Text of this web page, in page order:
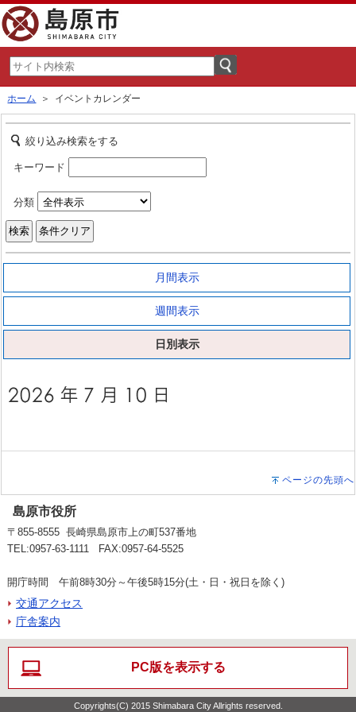
ホーム ＞ イベントカレンダー
絞り込み検索をする
キーワード
分類
月間表示
週間表示
日別表示
ページの先頭へ
島原市役所
〒855-8555 長崎県島原市上の町537番地
TEL:0957-63-1111 FAX:0957-64-5525
開庁時間 午前8時30分～午後5時15分(土・日・祝日を除く)
交通アクセス
庁舎案内
PC版を表示する
Copyrights(C) 2015 Shimabara City Allrights reserved.